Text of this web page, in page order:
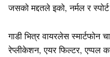
जसको मद्दतले इको, नर्मल र
गाडी भित्र वायरलेस स्मार्टफोन
रेप्लीकेशन, एयर फिल्टर, एप्पल